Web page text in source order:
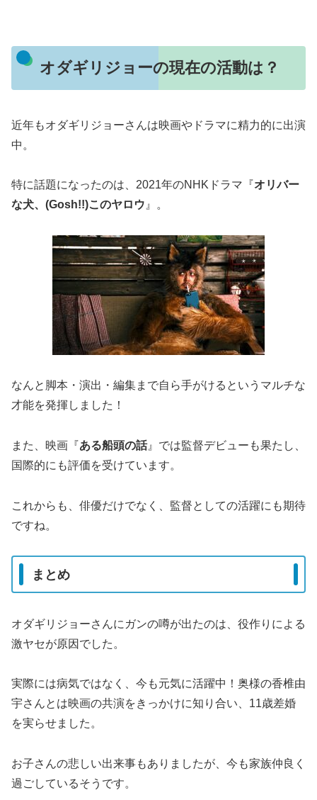
オダギリジョーの現在の活動は？
近年もオダギリジョーさんは映画やドラマに精力的に出演
中。
特に話題になったのは、2021年のNHKドラマ『 オリバー
な犬、(Gosh!!)このヤロウ』。
なんと脚本・演出・編集まで自ら手がけるというマルチな
才能を発揮しました！
また、映画『ある船頭の話』では監督デビューも果たし、
国際的にも評価を受けています。
これからも、俳優だけでなく、監督としての活躍にも期待
ですね。
まとめ
オダギリジョーさんにガンの噂が出たのは、役作りによる
激ヤセが原因でした。
実際には病気ではなく、今も元気に活躍中！奥様の香椎由
宇さんとは映画の共演をきっかけに知り合い、11歳差婚
を実らせました。
お子さんの悲しい出来事もありましたが、今も家族仲良く
過ごしているそうです。